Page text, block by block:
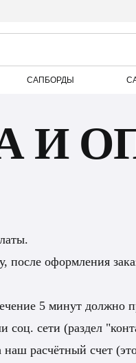
САПБОРДЫ
И
после оформления
5 минут должно
соц. сети (раздел
наш расчётный счет